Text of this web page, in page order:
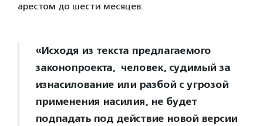
арестом до шести месяцев.
«Исходя из текста предлагаемого
законопроекта, человек, судимый за
изнасилование или разбой с угрозой
применения насилия, не будет
подпадать под действие новой версии